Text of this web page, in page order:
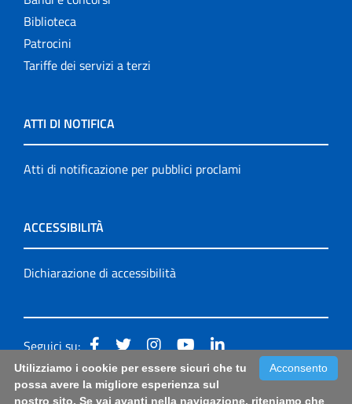
Biblioteca
Patrocini
Tariffe dei servizi a terzi
ATTI DI NOTIFICA
Atti di notificazione per pubblici proclami
ACCESSIBILITÀ
Dichiarazione di accessibilità
Seguici su:
Accessibilità: form di segnalazione di prima istanza per
Acconsento
Utilizziamo i cookie per essere sicuri che tu
possa avere la migliore esperienza sul
nostro sito. Se vai avanti nella navigazione, riteniamo che